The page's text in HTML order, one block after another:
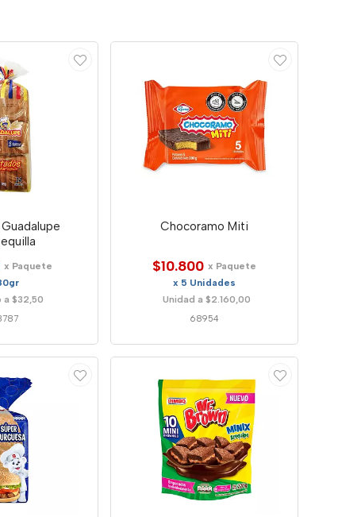
x Paquete
a $32,50
Chocoramo Miti
$10.800 x Paquete
x 5 Unidades
Unidad a $2.160,00
68954